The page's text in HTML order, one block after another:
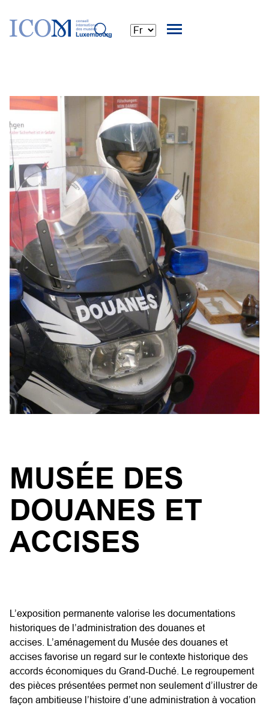
MUSÉE DES
DOUANES ET
ACCISES
L’exposition permanente valorise les documentations
historiques de l’administration des douanes et
accises.
L’aménagement du Musée des douanes et
accises favorise un regard sur le contexte historique des
accords économiques du Grand-Duché. Le regroupement
des pièces présentées permet non seulement d’illustrer de
façon ambitieuse l’histoire d’une administration à vocation